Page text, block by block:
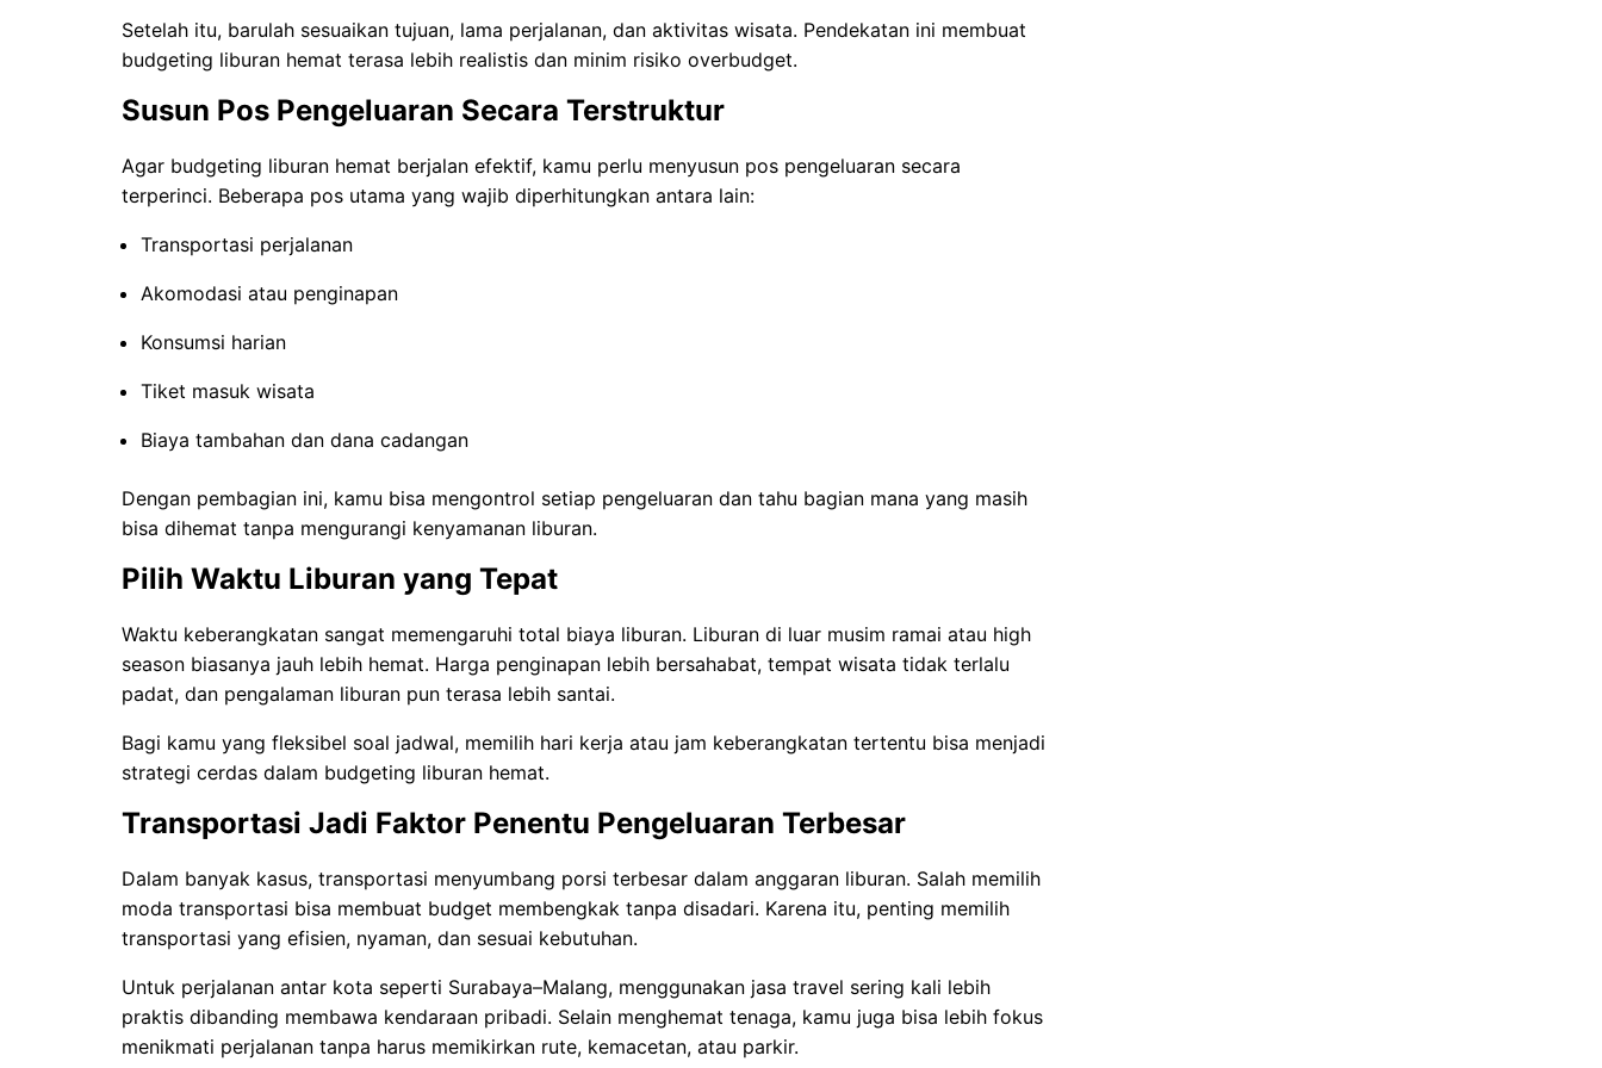
Setelah itu, barulah sesuaikan tujuan, lama perjalanan, dan aktivitas wisata. Pendekatan ini membuat
budgeting liburan hemat terasa lebih realistis dan minim risiko overbudget.
Susun Pos Pengeluaran Secara Terstruktur
Agar budgeting liburan hemat berjalan efektif, kamu perlu menyusun pos pengeluaran secara
terperinci. Beberapa pos utama yang wajib diperhitungkan antara lain:
Transportasi perjalanan
Akomodasi atau penginapan
Konsumsi harian
Tiket masuk wisata
Biaya tambahan dan dana cadangan
Dengan pembagian ini, kamu bisa mengontrol setiap pengeluaran dan tahu bagian mana yang masih
bisa dihemat tanpa mengurangi kenyamanan liburan.
Pilih Waktu Liburan yang Tepat
Waktu keberangkatan sangat memengaruhi total biaya liburan. Liburan di luar musim ramai atau high
season biasanya jauh lebih hemat. Harga penginapan lebih bersahabat, tempat wisata tidak terlalu
padat, dan pengalaman liburan pun terasa lebih santai.
Bagi kamu yang fleksibel soal jadwal, memilih hari kerja atau jam keberangkatan tertentu bisa menjadi
strategi cerdas dalam budgeting liburan hemat.
Transportasi Jadi Faktor Penentu Pengeluaran Terbesar
Dalam banyak kasus, transportasi menyumbang porsi terbesar dalam anggaran liburan. Salah memilih
moda transportasi bisa membuat budget membengkak tanpa disadari. Karena itu, penting memilih
transportasi yang efisien, nyaman, dan sesuai kebutuhan.
Untuk perjalanan antar kota seperti Surabaya–Malang, menggunakan jasa travel sering kali lebih
praktis dibanding membawa kendaraan pribadi. Selain menghemat tenaga, kamu juga bisa lebih fokus
menikmati perjalanan tanpa harus memikirkan rute, kemacetan, atau parkir.